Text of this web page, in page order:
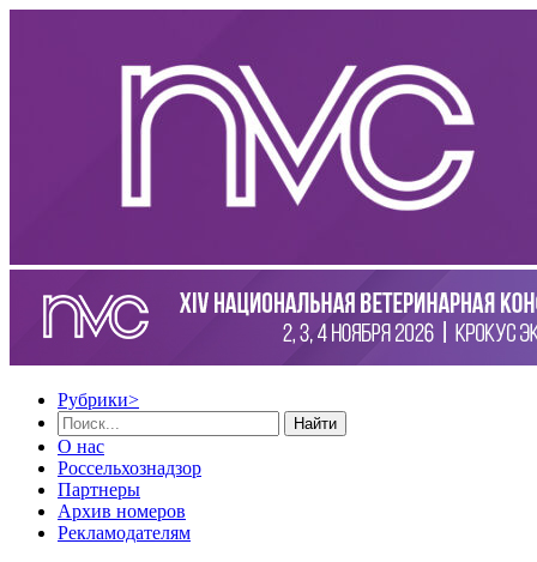
Рубрики>
Найти
О нас
Россельхознадзор
Партнеры
Архив номеров
Рекламодателям